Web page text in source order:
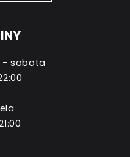
- sobota